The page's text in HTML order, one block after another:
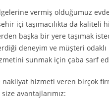
vermiş olduğumuz
içi taşımacılıkta da kaliteli
başka bir yere taşımak
deneyim ve müşteri odaklı
sunmak için çaba sarf
nakliyat hizmeti veren birçok
avantajlarımız: